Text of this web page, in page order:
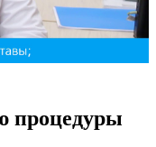
процедуры